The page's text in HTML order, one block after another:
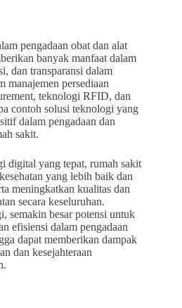
pengadaan obat dan alat
banyak manfaat dalam
dan transparansi dalam
manajemen persediaan
teknologi RFID, dan
contoh solusi teknologi yang
dalam pengadaan dan
sakit.
digital yang tepat, rumah sakit
yang lebih baik dan
meningkatkan kualitas dan
secara keseluruhan.
semakin besar potensi untuk
efisiensi dalam pengadaan
dapat memberikan dampak
dan kesejahteraan